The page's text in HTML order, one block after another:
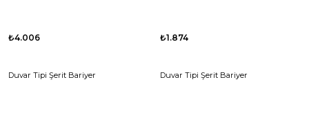
₺4.006 ₺1.874
Duvar Tipi Şerit Bariyer Duvar Tipi Şerit Bariyer